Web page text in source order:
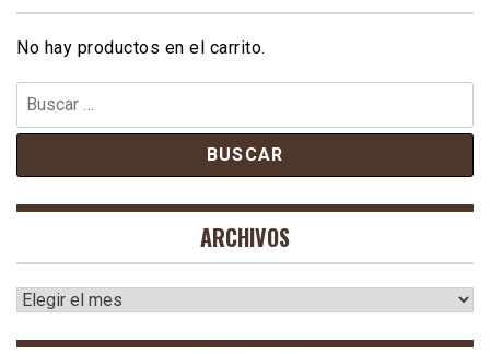
No hay productos en el carrito.
Buscar:
ARCHIVOS
Archivos